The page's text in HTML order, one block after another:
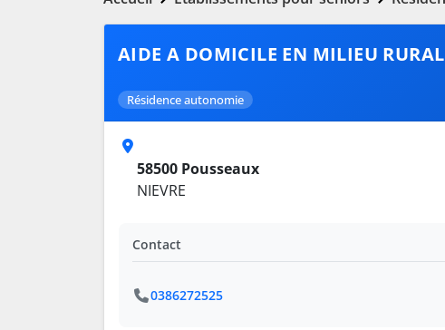
AIDE A DOMICILE EN MILIEU RURAL
Résidence autonomie
58500 Pousseaux
NIEVRE
Contact
0386272525